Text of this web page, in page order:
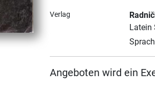
Verlag
Latein
Angeboten wird ein